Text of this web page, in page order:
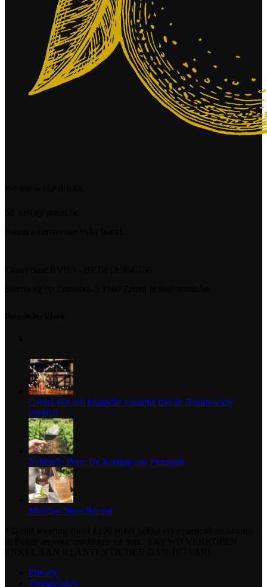
Geniet van een tropische vakantie met de Bushwacker
cocktail
Nebbiolo Wijn: De Koning van Piemonte
Moscow Mule Recept
Privacy
Terugzenden